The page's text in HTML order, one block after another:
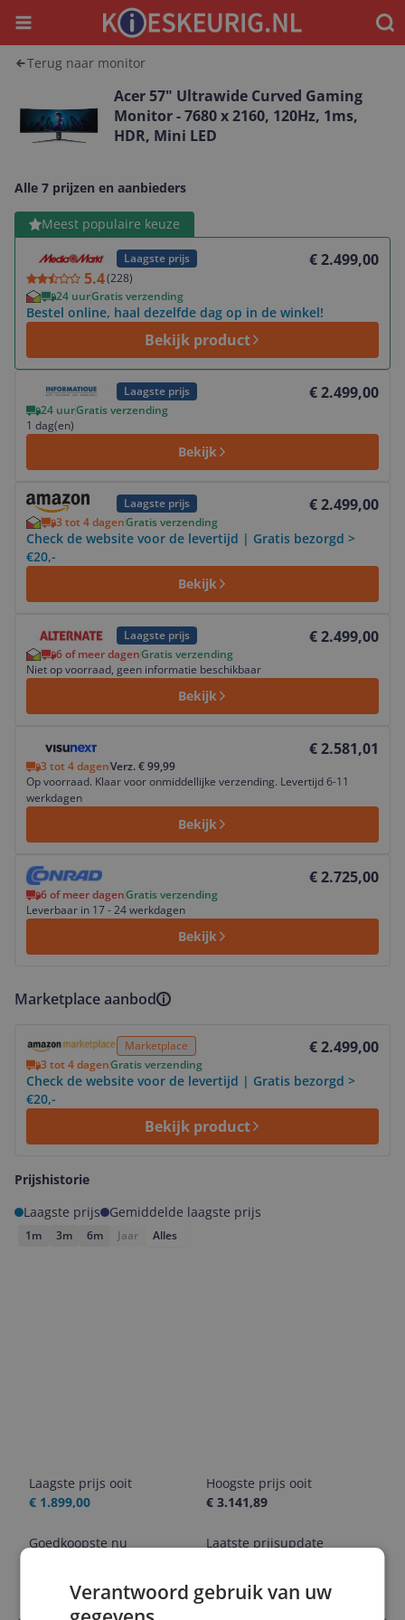
Menu
Terug naar monitor
Acer 57" Ultrawide Curved Gaming
Monitor - 7680 x 2160, 120Hz, 1ms,
HDR, Mini LED
Alle 7 prijzen en aanbieders
Meest populaire keuze
Laagste prijs
5.4(228)
€ 2.499,00
24 uurGratis verzending
Bestel online, haal dezelfde dag op in de winkel!
Bekijk product
Bekijk product
Laagste prijs € 2.499,00
24 uurGratis verzending
1 dag(en)
Bekijk
Laagste prijs € 2.499,00
3 tot 4 dagenGratis verzending
Check de website voor de levertijd | Gratis bezorgd >
€20,-
Bekijk
Bekijk product
Laagste prijs € 2.499,00
6 of meer dagenGratis verzending
Niet op voorraad, geen informatie beschikbaar
Bekijk
€ 2.581,01
3 tot 4 dagenVerz. € 99,99
Op voorraad. Klaar voor onmiddellijke verzending. Levertijd 6-11
werkdagen
Bekijk
€ 2.725,00
6 of meer dagenGratis verzending
Leverbaar in 17 - 24 werkdagen
Bekijk
Bekijk product
Marketplace aanbod
Marketplace € 2.499,00
3 tot 4 dagenGratis verzending
Check de website voor de levertijd | Gratis bezorgd >
€20,-
Bekijk product
Prijshistorie
Laagste prijs
Gemiddelde laagste prijs
1m 3m 6m Jaar Alles
Laagste prijs ooit
€ 1.899,00
Hoogste prijs ooit
€ 3.141,89
Goedkoopste nu
Laatste prijsupdate
Verantwoord gebruik van uw